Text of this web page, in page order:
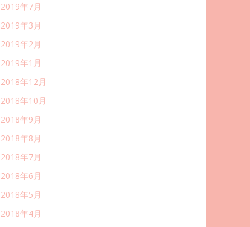
2019年7月
2019年3月
2019年2月
2019年1月
2018年12月
2018年10月
2018年9月
2018年8月
2018年7月
2018年6月
2018年5月
2018年4月